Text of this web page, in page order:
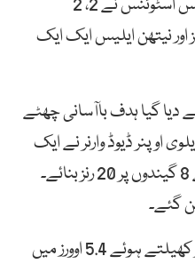
اور نیتھن ایلیس ایک ایک
دیا گیا ہدف باآسانی چھٹے
اوپنر ڈیوڈ وارنر نے ایک
چھکے اور 3 چوکوں کی مدد سے 8 گیندوں پر 20 رنز بنائے۔
گئے۔
ٹریوس ہیڈ اور مچل مارش نے تیز کھیلتے ہوئے 5.4 اوورز میں